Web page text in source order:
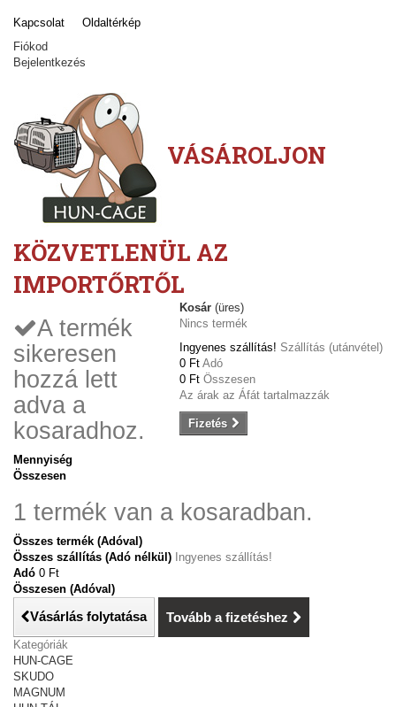
Kapcsolat
Oldaltérkép
Fiókod
Bejelentkezés
VÁSÁROLJON
KÖZVETLENÜL AZ
IMPORTŐRTŐL
Kosár (üres)
Nincs termék
Ingyenes szállítás! Szállítás (utánvétel)
0 Ft‎ Adó
0 Ft‎ Összesen
Az árak az Áfát tartalmazzák
Fizetés
A termék
sikeresen
hozzá lett
adva a
kosaradhoz.
Mennyiség
Összesen
1 termék van a kosaradban.
Összes termék (Adóval)
Összes szállítás (Adó nélkül) Ingyenes szállítás!
Adó 0 Ft‎
Összesen (Adóval)
Vásárlás folytatása Tovább a fizetéshez
Kategóriák
HUN-CAGE
SKUDO
MAGNUM